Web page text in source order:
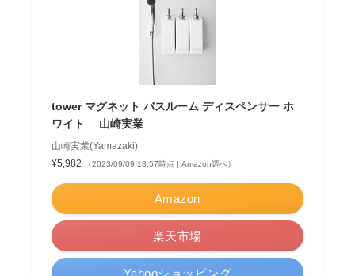
tower マグネット バスルーム ディスペンサー ホ
ワイト 山崎実業
山崎実業(Yamazaki)
¥5,982
（2023/09/09 18:57時点 | Amazon調べ）
Amazon
楽天市場
Yahooショッピング